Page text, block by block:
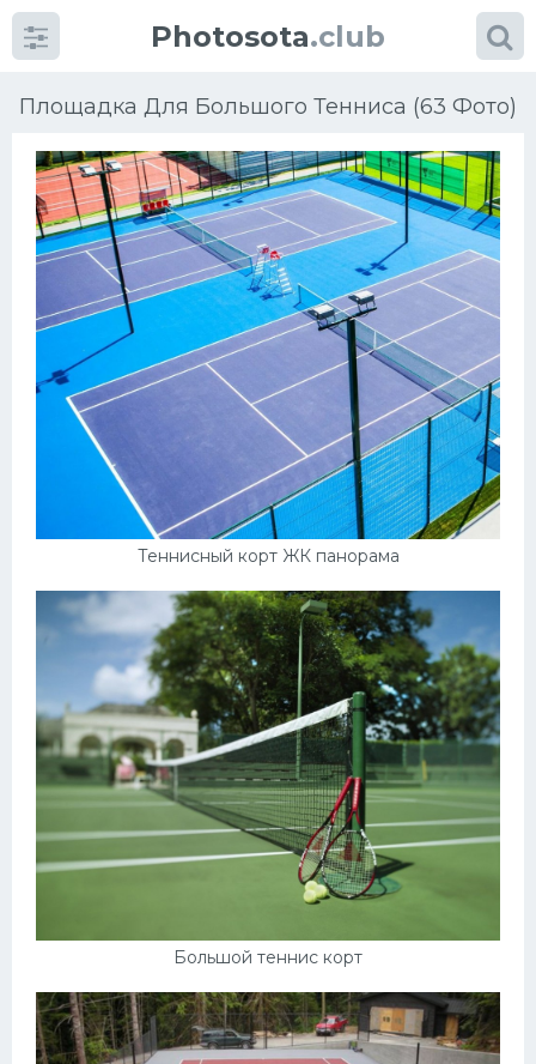
Photosota.club
Площадка Для Большого Тенниса (63 Фото)
Теннисный корт ЖК панорама
Большой теннис корт
КатегорииФото
Еще картинки...
Футбол
Баскетбол
Велогонки
Тренажеры
Интерьер квартиры